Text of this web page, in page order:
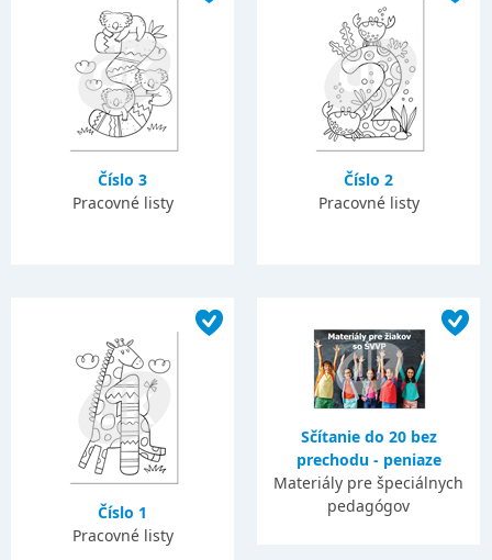
Číslo 3
Pracovné listy
Číslo 2
Pracovné listy
Číslo 1
Pracovné listy
Sčítanie do 20 bez
prechodu - peniaze
Materiály pre špeciálnych
pedagógov